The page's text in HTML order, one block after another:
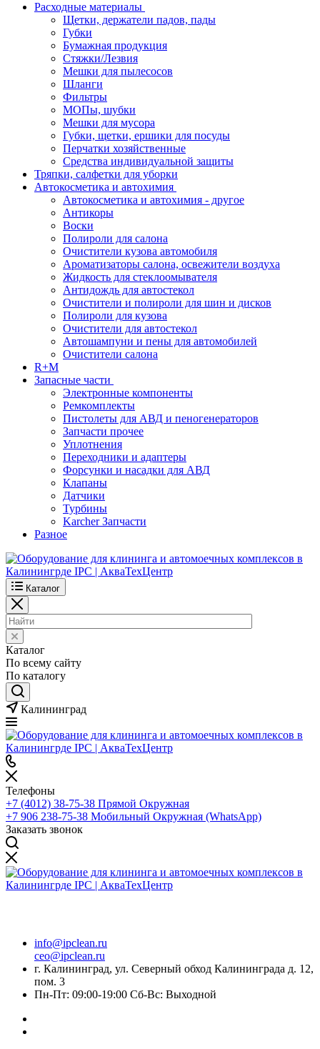
Расходные материалы
Щетки, держатели падов, пады
Губки
Бумажная продукция
Стяжки/Лезвия
Мешки для пылесосов
Шланги
Фильтры
МОПы, шубки
Мешки для мусора
Губки, щетки, ершики для посуды
Перчатки хозяйственные
Средства индивидуальной защиты
Тряпки, салфетки для уборки
Автокосметика и автохимия
Автокосметика и автохимия - другое
Антикоры
Воски
Полироли для салона
Очистители кузова автомобиля
Ароматизаторы салона, освежители воздуха
Жидкость для стеклоомывателя
Антидождь для автостекол
Очистители и полироли для шин и дисков
Полироли для кузова
Очистители для автостекол
Автошампуни и пены для автомобилей
Очистители салона
R+M
Запасные части
Электронные компоненты
Ремкомплекты
Пистолеты для АВД и пеногенераторов
Запчасти прочее
Уплотнения
Переходники и адаптеры
Форсунки и насадки для АВД
Клапаны
Датчики
Турбины
Karcher Запчасти
Разное
Каталог
Каталог
По всему сайту
По каталогу
Калининград
Телефоны
+7 (4012) 38-75-38 Прямой Окружная
+7 906 238-75-38 Мобильный Окружная (WhatsApp)
Заказать звонок
info@ipclean.ru
ceo@ipclean.ru
г. Калининград, ул. Северный обход Калининграда д. 12,
пом. 3
Пн-Пт: 09:00-19:00 Сб-Вс: Выходной